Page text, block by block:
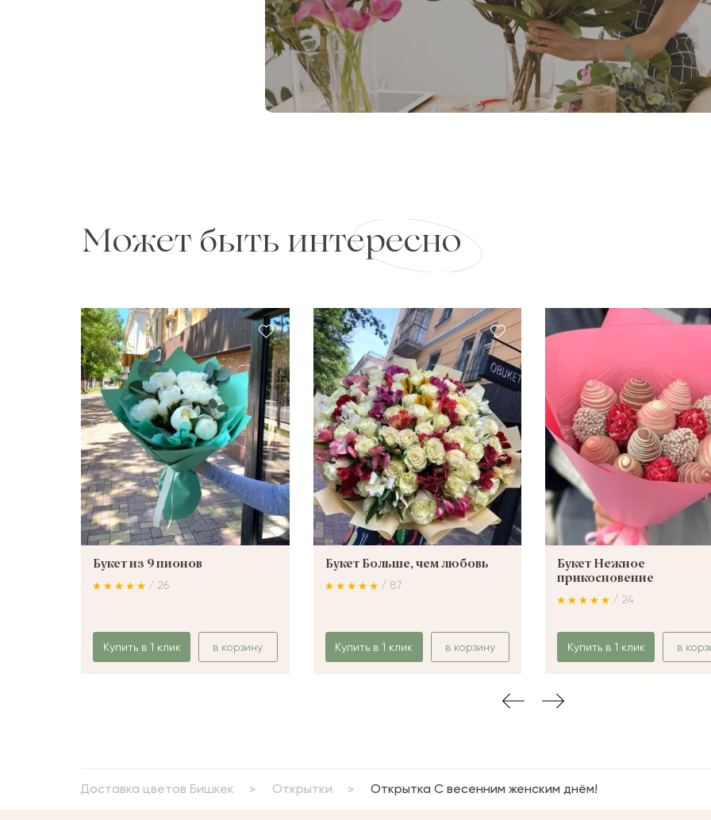
Может быть интересно
Букет из 9 пионов
/ 26
Купить в 1 клик в корзину
Букет Больше, чем любовь
/ 87
Купить в 1 клик в корзину
Букет Нежное
прикосновение
/ 24
Купить в 1 клик в
Доставка цветов Бишкек Открытки Открытка С весенним женским днём!